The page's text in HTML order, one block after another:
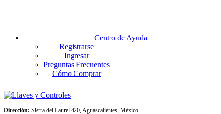
Centro de Ayuda
Registrarse
Ingresar
Preguntas Frecuentes
Cómo Comprar
Dirección: Sierra del Laurel 420, Aguascalientes, México